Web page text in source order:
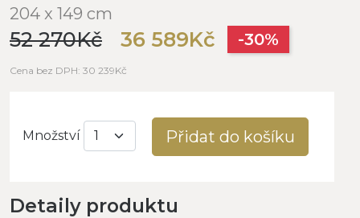
204 x 149 cm
52 270Kč 36 589Kč -30%
Cena bez DPH: 30 239Kč
Množství Přidat do košíku
Detaily produktu